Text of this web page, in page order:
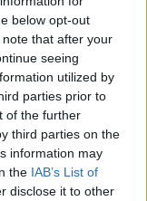
below opt-out
that after your
seeing
utilized by
parties prior to
of the further
third parties on the
information may
the IAB’s List of
disclose it to other
Jag frågar
kommer att se
'milonga'
ett gayställe!